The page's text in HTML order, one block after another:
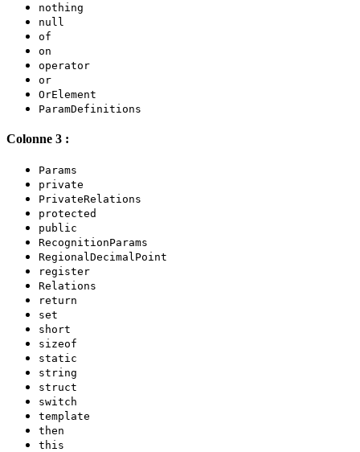
nothing
null
of
on
operator
or
OrElement
ParamDefinitions
Colonne 3 :
Params
private
PrivateRelations
protected
public
RecognitionParams
RegionalDecimalPoint
register
Relations
return
set
short
sizeof
static
string
struct
switch
template
then
this